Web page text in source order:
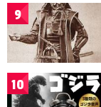
9
10